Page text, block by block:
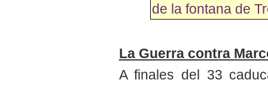
de la fontana de
La Guerra contra
A finales del 33